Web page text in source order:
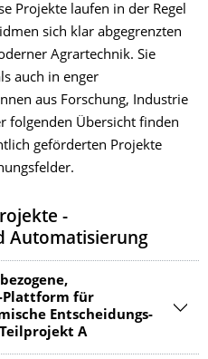
Projekte laufen in der Regel
sich klar abgegrenzten
Agrartechnik. Sie
auch in enger
aus Forschung, Industrie
folgenden Übersicht finden
geförderten Projekte
-
Automatisierung
Plattform für
Entscheidungs­
A